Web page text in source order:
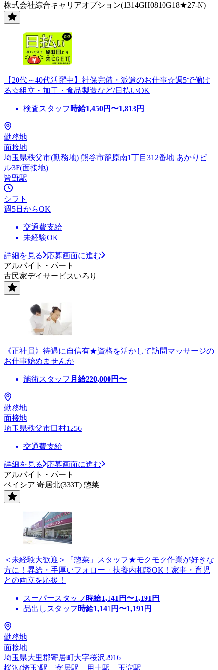
株式会社綜合キャリアオプション(1314GH0810G18★27-N)
【20代～40代活躍中】社保完備・派遣のお仕事☆週5で働け
る☆組立・加工・食品製造など/日払いOK
検査スタッフ 時給1,450円〜1,813円
勤務地
面接地
埼玉県秩父市(勤務地) 熊谷市籠原南1丁目312番地 あかりビ
ル3F(面接地)
皆野駅
シフト
週5日からOK
交通費支給
未経験OK
詳細を見る
応募画面に進む
アルバイト・パート
古民家デイサービスいろり
《正社員》待遇に自信有★資格を活かして訪問マッサージの
お仕事始めませんか
施術スタッフ 月給220,000円〜
勤務地
面接地
埼玉県秩父市田村1256
交通費支給
詳細を見る
応募画面に進む
アルバイト・パート
ベイシア 寄居北(333T) 惣菜
＜未経験大歓迎＞「惣菜」スタッフ★モクモク作業が好きな
方に！昇給・手厚いフォロー・扶養内相談OK！家事・育児
との両立を応援！
スーパースタッフ 時給1,141 円〜1,191 円
品出しスタッフ 時給1,141 円〜1,191 円
勤務地
面接地
埼玉県大里郡寄居町大字桜沢2916
桜沢(埼玉)駅、寄居駅、用土駅、玉淀駅